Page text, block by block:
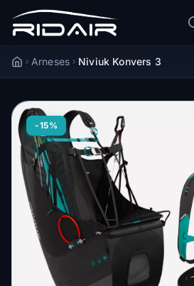
AccueilArneses Niviuk Konvers 3
-15%